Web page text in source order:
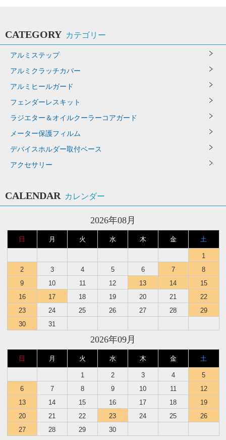
CATEGORY カテゴリー
アルミステップ
アルミクラッチカバー
アルミヒールガード
フェンダーレスキット
ラジエター＆オイルクーラーコアガード
メーター保護フィルム
デバイスホルダー取付ベース
アクセサリー
CALENDAR カレンダー
2026年08月
日 月 火 水 木 金 土
1
2
3 4 5 6 7
8
9
10 11 12 13 14
15
16
17 18 19 20 21
22
23
24 25 26 27 28
29
30
31
2026年09月
日 月 火 水 木 金 土
1 2 3 4
5
6
7 8 9 10 11
12
13
14 15 16 17 18
19
20
21 22 23 24 25
26
27
28 29 30